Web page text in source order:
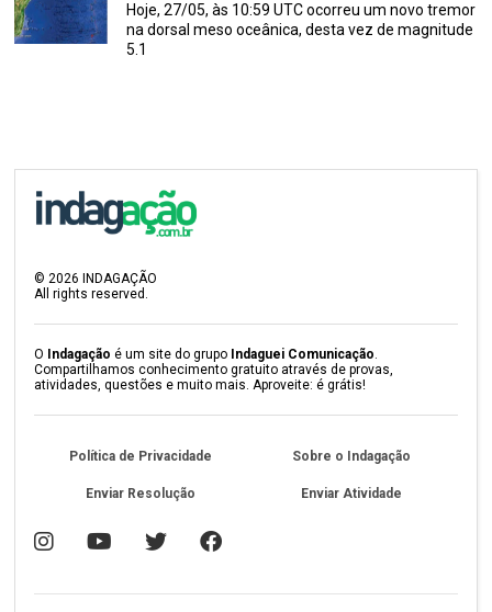
Hoje, 27/05, às 10:59 UTC ocorreu um novo tremor
na dorsal meso oceânica, desta vez de magnitude
5.1
©2026 INDAGAÇÃO
All rights reserved.
O Indagação é um site do grupo Indaguei Comunicação.
Compartilhamos conhecimento gratuito através de provas,
atividades, questões e muito mais. Aproveite: é grátis!
Política de Privacidade Sobre o Indagação
Enviar Resolução Enviar Atividade